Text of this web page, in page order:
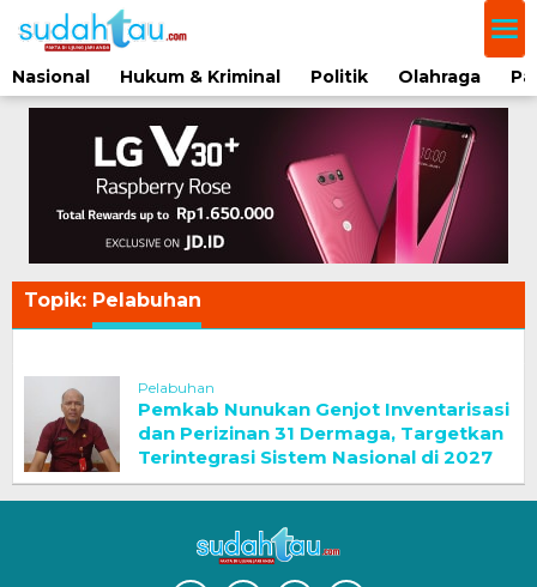
ke
konten
Nasional
Hukum & Kriminal Politik Olahraga
Topik: Pelabuhan
Pelabuhan
Pemkab Nunukan Genjot Inventarisasi
dan Perizinan 31 Dermaga, Targetkan
Terintegrasi Sistem Nasional di 2027